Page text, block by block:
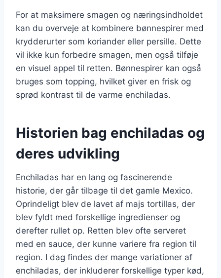
For at maksimere smagen og næringsindholdet
kan du overveje at kombinere bønnespirer med
krydderurter som koriander eller persille. Dette
vil ikke kun forbedre smagen, men også tilføje
en visuel appel til retten. Bønnespirer kan også
bruges som topping, hvilket giver en frisk og
sprød kontrast til de varme enchiladas.
Historien bag enchiladas og
deres udvikling
Enchiladas har en lang og fascinerende
historie, der går tilbage til det gamle Mexico.
Oprindeligt blev de lavet af majs tortillas, der
blev fyldt med forskellige ingredienser og
derefter rullet op. Retten blev ofte serveret
med en sauce, der kunne variere fra region til
region. I dag findes der mange variationer af
enchiladas, der inkluderer forskellige typer kød,